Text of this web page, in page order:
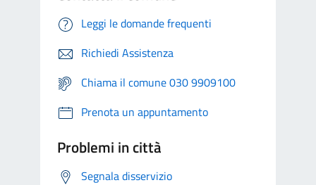
Leggi le domande frequenti
Richiedi Assistenza
Chiama il comune 030 9909100
Prenota un appuntamento
Problemi in città
Segnala disservizio